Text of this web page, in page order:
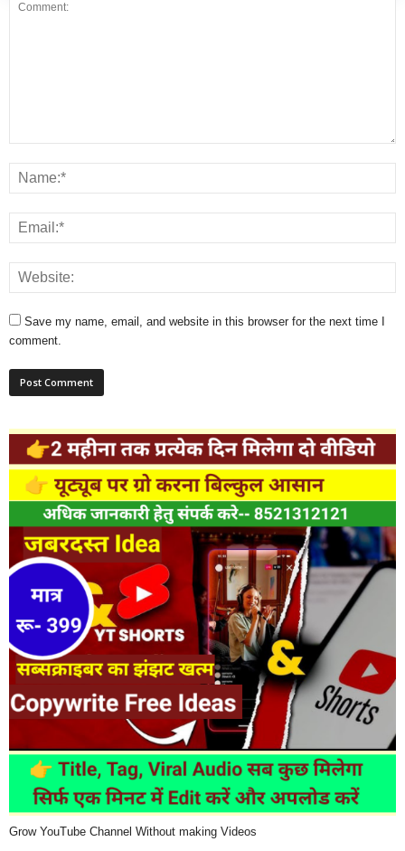
Save my name, email, and website in this browser for the next time I
comment.
Grow YouTube Channel Without making Videos